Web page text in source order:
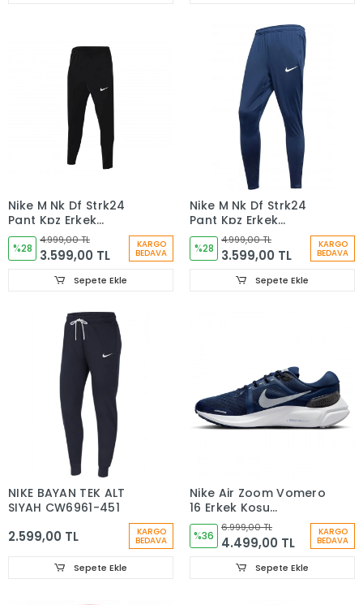
Nike M Nk Df Strk24
Pant Kpz Erkek
Eşofman Altı Siyah
Fd7574-010
%28
4.999,00 TL
3.599,00 TL
KARGO
BEDAVA
Sepete Ekle
Nike M Nk Df Strk24
Pant Kpz Erkek
Eşofman Altı lacivert
Fd7574-451
%28
4.999,00 TL
3.599,00 TL
KARGO
BEDAVA
Sepete Ekle
NIKE BAYAN TEK ALT
SIYAH CW6961-451
2.599,00 TL KARGO
BEDAVA
Sepete Ekle
Nike Air Zoom Vomero
16 Erkek Koşu
Ayakkabısı DA7245-
403
%36
6.999,00 TL
4.499,00 TL
KARGO
BEDAVA
Sepete Ekle